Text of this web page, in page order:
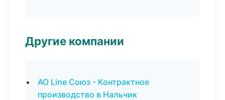
Другие компании
АО Line Союз - Контрактное
производство в Нальчик